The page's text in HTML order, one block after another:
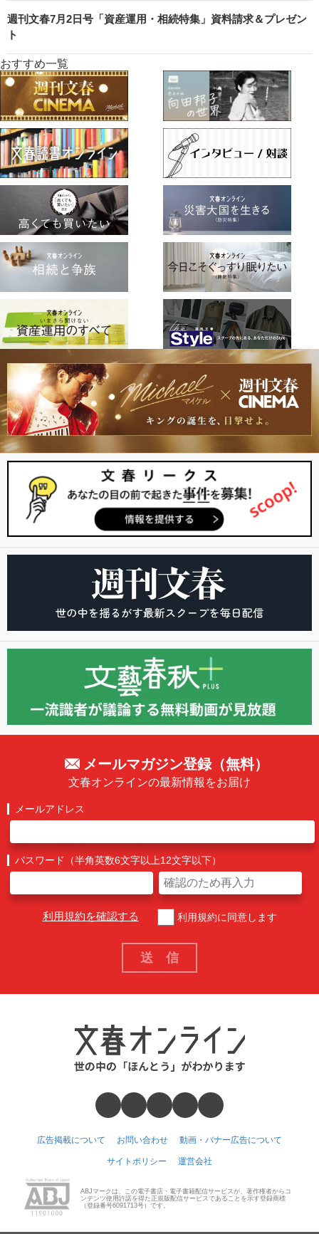
週刊文春7月2日号「資産運用・相続特集」資料請求＆プレゼン
ト
おすすめ一覧
メールマガジン登録（無料）
文春オンラインの最新情報をお届け
メールアドレス
パスワード（半角英数6文字以上12文字以下）
利用規約を確認する 利用規約に同意します
広告掲載について お問い合わせ 動画・バナー広告について
サイトポリシー 運営会社
ABJマークは、この電子書店・電子書籍配信サービスが、著作権者からコ
ンテンツ使用許諾を得た正規版配信サービスであることを示す登録商標
（登録番号6091713号）です。